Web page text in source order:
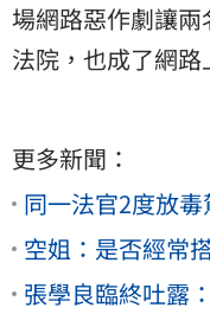
場網路惡作劇讓
法院，也成了網路
更多新聞：
同一法官2度放
空姐：是否經常
張學良臨終吐露